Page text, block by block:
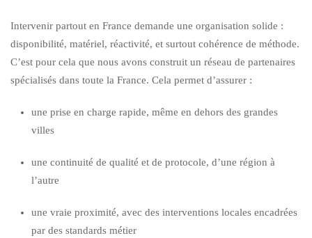
Intervenir partout en France demande une organisation solide :
disponibilité, matériel, réactivité, et surtout cohérence de méthode.
C’est pour cela que nous avons construit un réseau de partenaires
spécialisés dans toute la France. Cela permet d’assurer :
une prise en charge rapide, même en dehors des grandes
villes
une continuité de qualité et de protocole, d’une région à
l’autre
une vraie proximité, avec des interventions locales encadrées
par des standards métier